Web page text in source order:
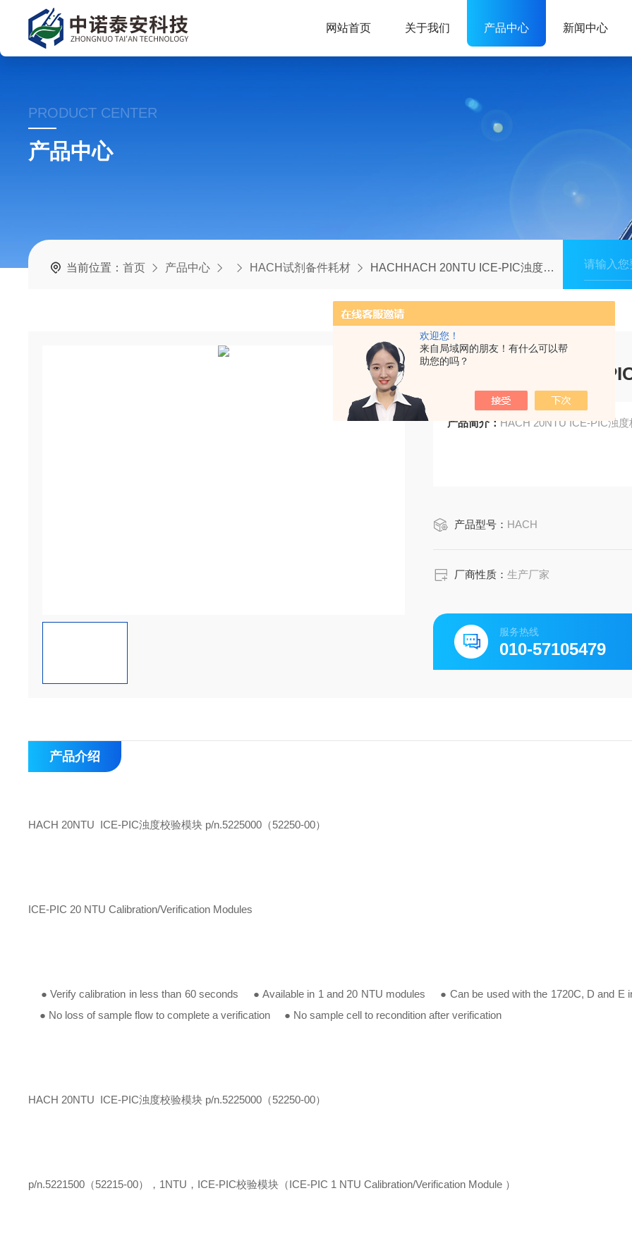
欢迎您！
来自局域网的朋友！有什么可以帮
助您的吗？
网站首页 关于我们 产品中心 新闻中心
PRODUCT CENTER
产品中心
当前位置：首页 产品中心 HACH试剂备件耗材 HACHHACH 20NTU ICE-PIC浊度校验模块
HACH 20NTU
产品简介： HACH 20NTU ICE-PIC浊
产品型号： HACH
厂商性质：生产厂家
服务热线
010-57105479
产品介绍
HACH 20NTU ICE-PIC浊度校验模块 p/n.5225000（52250-00）
ICE-PIC 20 NTU Calibration/Verification Modules
● Verify calibration in less than 60 seconds ● Available in 1 and 20 NTU modules
● Can be used with the 1720C, D and E
● No loss of sample flow to complete a verification
● No sample cell to recondition after verification
HACH 20NTU ICE-PIC浊度校验模块 p/n.5225000（52250-00）
p/n.5221500（52215-00），1NTU，ICE-PIC校验模块（ICE-PIC 1 NTU Calibration/Verification Module ）